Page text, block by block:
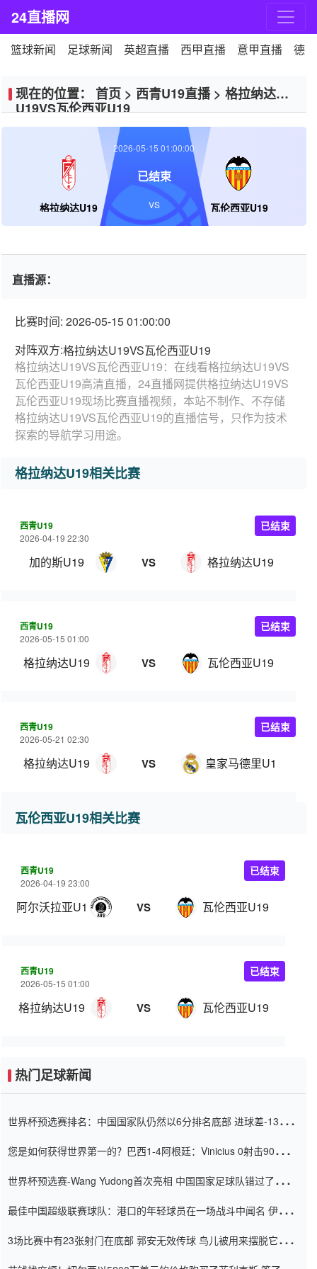
24直播网
篮球新闻 足球新闻 英超直播 西甲直播 意甲直播 德
现在的位置： 首页 > 西青U19直播> 格拉纳达
U19VS瓦伦西亚U19
格拉纳达U19 瓦伦西亚U19
2026-05-15 01:00:00
已结束
VS
直播源：
比赛时间: 2026-05-15 01:00:00
对阵双方:格拉纳达U19VS瓦伦西亚U19
格拉纳达U19VS瓦伦西亚U19：在线看格拉纳达U19VS
瓦伦西亚U19高清直播，24直播网提供格拉纳达U19VS
瓦伦西亚U19现场比赛直播视频，本站不制作、不存储
格拉纳达U19VS瓦伦西亚U19的直播信号，只作为技术
探索的导航学习用途。
格拉纳达U19相关比赛
西青U19
2026-04-19 22:30
加的斯U19 VS 格拉纳达U19
已结束
西青U19
2026-05-15 01:00
格拉纳达U19 VS 瓦伦西亚U19
已结束
西青U19
2026-05-21 02:30
格拉纳达U19 VS 皇家马德里U19
已结束
瓦伦西亚U19相关比赛
西青U19
2026-04-19 23:00
阿尔沃拉亚U19 VS 瓦伦西亚U19
已结束
西青U19
2026-05-15 01:00
格拉纳达U19 VS 瓦伦西亚U19
已结束
热门足球新闻
世界杯预选赛排名：中国国家队仍然以6分排名底部 进球差-13令人
您是如何获得世界第一的？巴西1-4阿根廷：Vinicius 0射击90分钟
世界杯预选赛-Wang Yudong首次亮相 中国国家足球队错过了世界
最佳中国超级联赛球队：港口的年轻球员在一场战斗中闻名 伊万放
3场比赛中有23张射门在底部 郭安无效传球 鸟儿被用来摆脱它